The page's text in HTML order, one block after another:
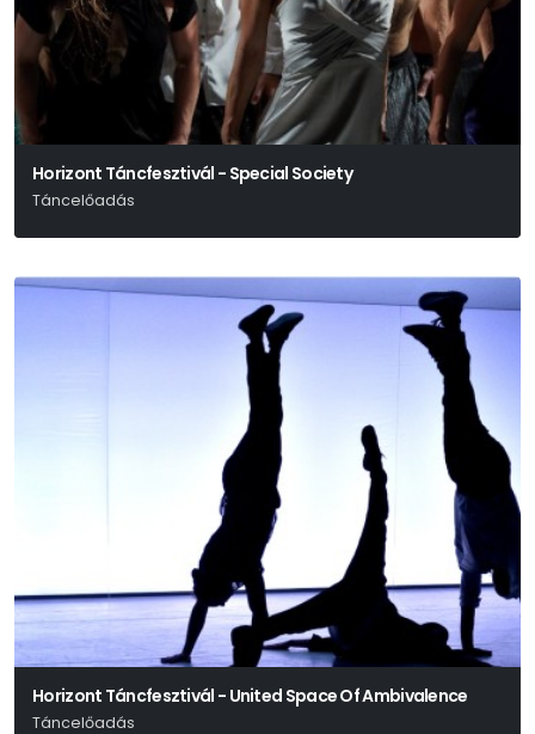
Horizont Táncfesztivál - Special Society
Táncelőadás
Horizont Táncfesztivál - United Space Of Ambivalence
Táncelőadás